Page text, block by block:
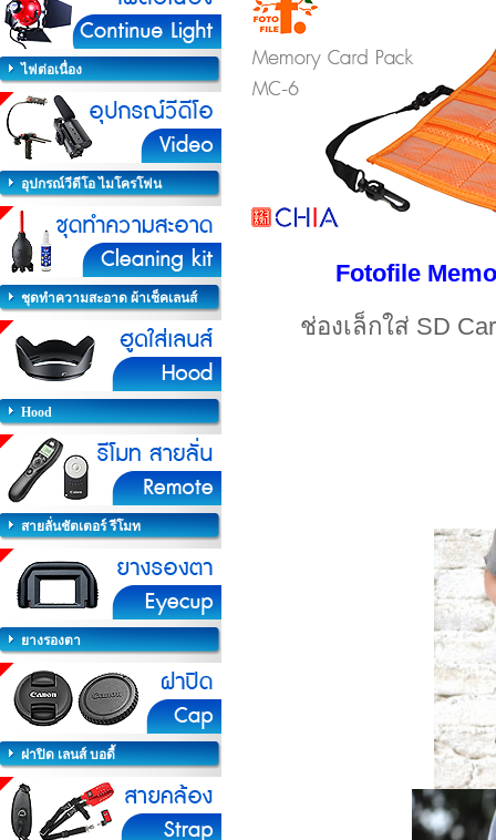
ไฟต่อเนื่อง
อุปกรณ์วีดีโอ ไมโครโฟน
ชุดทำความสะอาด ผ้าเช็คเลนส์
Hood
สายลั่นชัตเตอร์ รีโมท
ยางรองตา
ฝาปิด เลนส์ บอดี้
Fotofile
ช่องเล็กใส่ SD